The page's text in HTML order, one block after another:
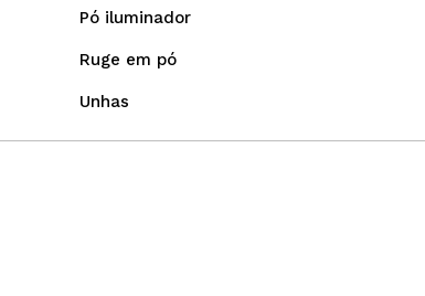
Pó iluminador
Ruge em pó
Unhas